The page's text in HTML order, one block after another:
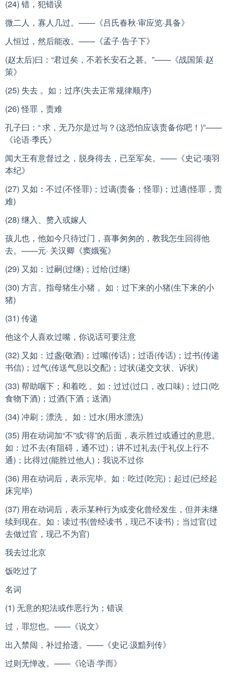
(24) 错，犯错误
微二人，寡人几过。——《吕氏春秋·审应览·具备》
人恒过，然后能改。——《孟子·告子下》
(赵太后)曰：“君过矣，不若长安石之甚。”——《战国策·赵
策》
(25) 失去 。如：过序(失去正常规律顺序)
(26) 怪罪，责难
孔子曰：“ 求，无乃尔是过与？(这恐怕应该责备你吧！)”——
《论语·季氏》
闻大王有意督过之，脱身得去，已至军矣。——《史记·项羽
本纪》
(27) 又如：不过(不怪罪)；过谪(责备；怪罪)；过適(怪罪，责
难)
(28) 继入、赘入或嫁人
孩儿也，他如今只待过门，喜事匆匆的，教我怎生回得他
去。——元· 关汉卿《窦娥冤》
(29) 又如：过嗣(过继)；过给(过继)
(30) 方言。指母猪生小猪 。如：过下来的小猪(生下来的小
猪)
(31) 传递
他这个人喜欢过嘴，你说话可要注意
(32) 又如：过盏(敬酒)；过嘴(传话)；过语(传话)；过书(传递
书信)；过气(传送气息以交配)；过状(递交文状、诉状)
(33) 帮助咽下；和着吃 。如：过过(过口，改口味)；过口(吃
食物下酒)；过酒(下酒；送酒)
(34) 冲刷；漂洗 。如：过水(用水漂洗)
(35) 用在动词加“不”或“得”的后面，表示胜过或通过的意思。
如：过不去(有阻碍，通不过)；讲不过礼去(于礼仪上行不
通)；比得过(能胜过他人)；我说不过你
(36) 用在动词后，表示完毕。如：吃过(吃完)；起过(已经起
床完毕)
(37) 用在动词后，表示某种行为或变化曾经发生，但并未继
续到现在。如：读过书(曾经读书，现己不读书)；当过官(过
去做过官，现己不为官)
我去过北京
饭吃过了
名词
(1) 无意的犯法或作恶行为；错误
过，罪愆也。——《说文》
出入禁闼，补过拾遗。——《史记·汲黯列传》
过则无惮改。——《论语·学而》